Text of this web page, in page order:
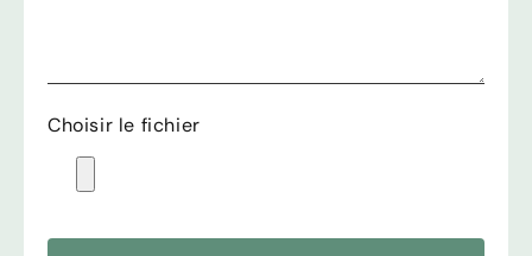
Choisir le fichier